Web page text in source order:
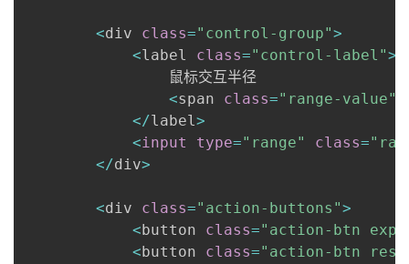
<div class="control-group">
<label class="control-label">
                鼠标交互半径
<span class="range-value"
</label>
<input type="range" class=
</div>
<div class="action-buttons">
<button class="action-btn
<button class="action-btn